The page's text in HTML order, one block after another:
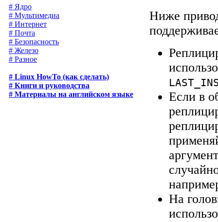
# Ядро
# Мультимедиа
# Интернет
# Почта
# Безопасность
# Железо
# Разное
# Linux HowTo (как сделать)
# Книги и руководства
# Материалы на английском языке
Ниже
Если в
На